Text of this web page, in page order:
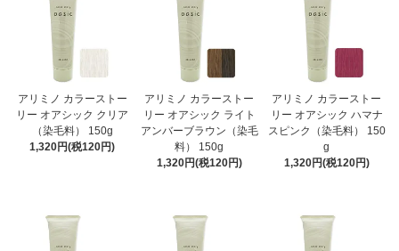
アリミノ カラーストー
リー オアシック クリア
（染毛料） 150g
1,320円(税120円)
アリミノ カラーストー
リー オアシック ライト
アンバーブラウン（染毛
料） 150g
1,320円(税120円)
アリミノ カラーストー
リー オアシック ハマナ
スピンク（染毛料） 150
g
1,320円(税120円)